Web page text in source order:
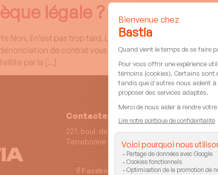
légale ?
Non, il n’est pas trop tard. La dénonciation de
de contrat vous permet d’inscrire une
par la […]
Contactez-nous
227, boul. des Braves, suite 102,
Terrebonne (Québec) J6W 3H6
Lun
Facebook Linkedin